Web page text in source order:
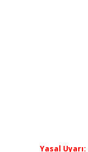
Yasal Uyarı: